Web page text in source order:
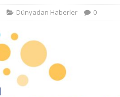
Dünyadan Haberler 0